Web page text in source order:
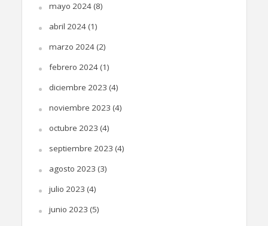
mayo 2024(8)
abril 2024(1)
marzo 2024(2)
febrero 2024(1)
diciembre 2023 (4)
noviembre 2023 (4)
octubre 2023 (4)
septiembre 2023 (4)
agosto 2023 (3)
julio 2023 (4)
junio 2023 (5)